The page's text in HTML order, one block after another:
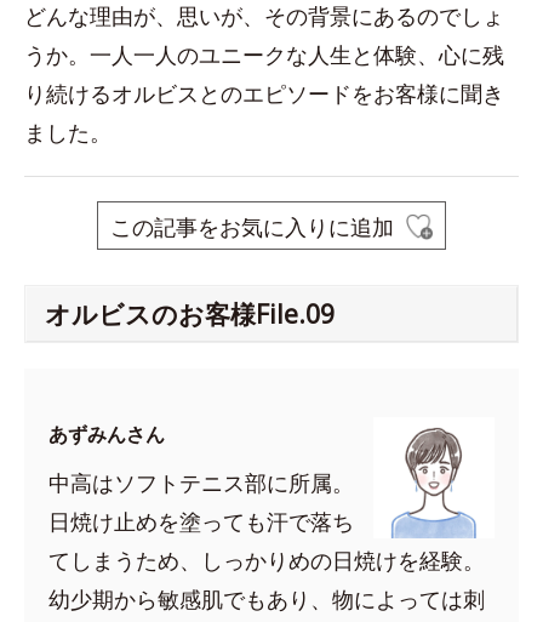
どんな理由が、思いが、その背景にあるのでしょ
うか。一人一人のユニークな人生と体験、心に残
り続けるオルビスとのエピソードをお客様に聞き
ました。
この記事をお気に入りに追加
オルビスのお客様File.09
あずみんさん
中高はソフトテニス部に所属。
日焼け止めを塗っても汗で落ち
てしまうため、しっかりめの日焼けを経験。
幼少期から敏感肌でもあり、物によっては刺